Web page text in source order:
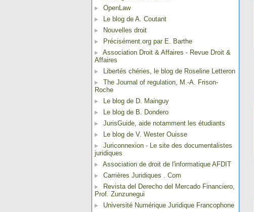
OpenLaw
Le blog de A. Coutant
Nouvelles droit
Précisément.org par E. Barthe
Association Droit & Affaires - Revue Droit &
Affaires
Libertés chéries, le blog de Roseline Letteron
The Journal of regulation, M.-A. Frison-
Roche
Le blog de D. Mainguy
Le blog de B. Dondero
JurisGuide, aide notamment les étudiants
Le blog de V. Wester Ouisse
Juriconnexion - Le site des documentalistes
juridiques
Association de droit de l'informatique AFDIT
Carrières Juridiques . Com
Revista del Derecho del Mercado Financiero,
Prof. Zunzunegui
Université Numérique Juridique Francophone